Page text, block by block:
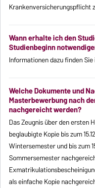
Krankenversicherungspflicht
Wann erhalte ich den
Studienbeginn
Informationen dazu finden
Welche Dokumente und
Masterbewerbung nach
nachgereicht werden?
Das Zeugnis über den ersten
beglaubigte Kopie bis zum
Wintersemester und bis zum
Sommersemester
als einfache Kopie